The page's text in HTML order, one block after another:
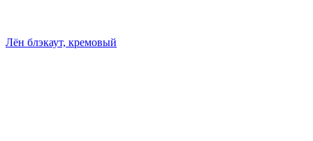
Лён блэкаут, кремовый